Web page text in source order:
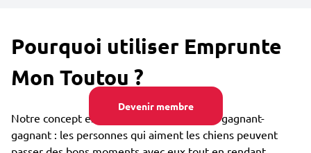
Devenir membre
Pourquoi utiliser Emprunte
Mon Toutou ?
Notre concept est collaboratif et vraiment gagnant-
gagnant : les personnes qui aiment les chiens peuvent